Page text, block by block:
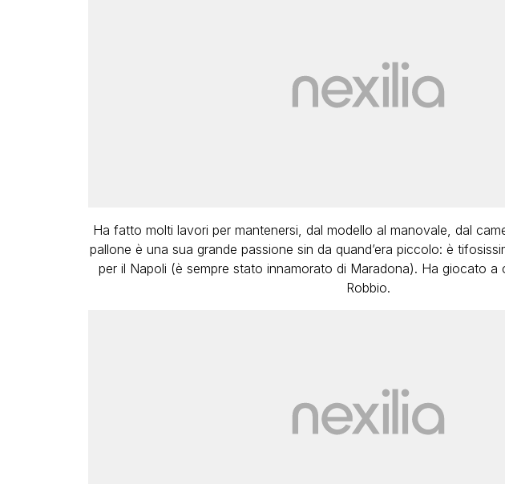
Ha fatto molti lavori per mantenersi, dal modello al manovale, dal
pallone è una sua grande passione sin da quand’era piccolo: è
per il Napoli (è sempre stato innamorato di Maradona). Ha giocato a
Robbio.